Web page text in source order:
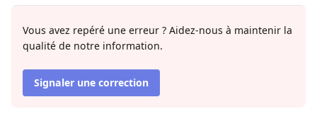
Vous avez repéré une erreur ? Aidez-nous à maintenir la
qualité de notre information.
Signaler une correction